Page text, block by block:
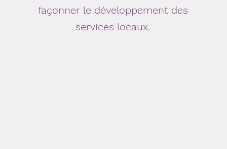
façonner le développement des
services locaux.